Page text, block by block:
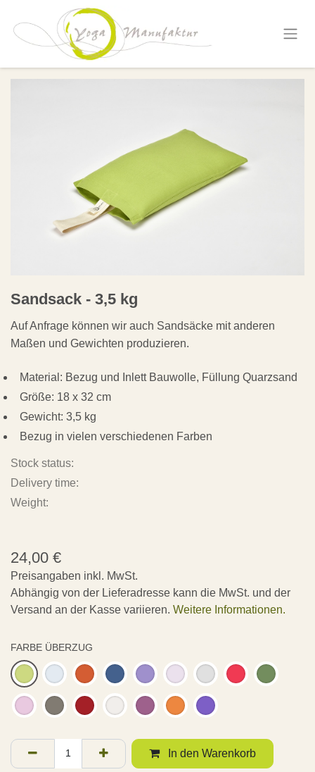
Zum Inhalt springen
Sandsack - 3,5 kg
Auf Anfrage können wir auch Sandsäcke mit anderen
Maßen und Gewichten produzieren.
Material: Bezug und Inlett Bauwolle, Füllung Quarzsand
Größe: 18 x 32 cm
Gewicht: 3,5 kg
Bezug in vielen verschiedenen Farben
Stock status:
Delivery time:
Weight:
24,00 €
Preisangaben inkl. MwSt.
Abhängig von der Lieferadresse kann die MwSt. und der
Versand an der Kasse variieren. Weitere Informationen.
FARBE ÜBERZUG
In den Warenkorb